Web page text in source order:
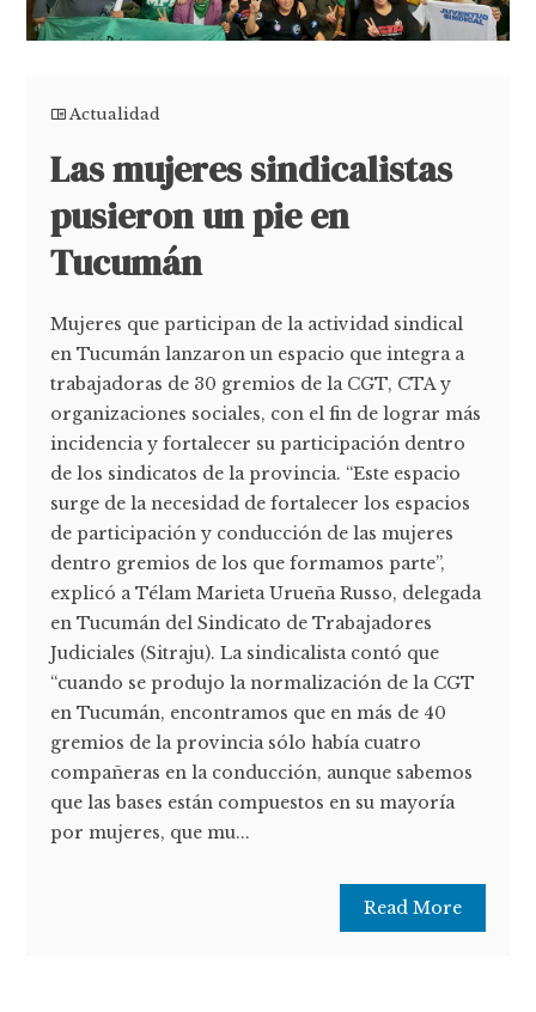
Actualidad
Las mujeres sindicalistas
pusieron un pie en
Tucumán
Mujeres que participan de la actividad sindical
en Tucumán lanzaron un espacio que integra a
trabajadoras de 30 gremios de la CGT, CTA y
organizaciones sociales, con el fin de lograr más
incidencia y fortalecer su participación dentro
de los sindicatos de la provincia. “Este espacio
surge de la necesidad de fortalecer los espacios
de participación y conducción de las mujeres
dentro gremios de los que formamos parte”,
explicó a Télam Marieta Urueña Russo, delegada
en Tucumán del Sindicato de Trabajadores
Judiciales (Sitraju). La sindicalista contó que
“cuando se produjo la normalización de la CGT
en Tucumán, encontramos que en más de 40
gremios de la provincia sólo había cuatro
compañeras en la conducción, aunque sabemos
que las bases están compuestos en su mayoría
por mujeres, que mu...
Read More